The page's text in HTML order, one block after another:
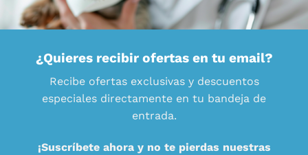
¿Quieres recibir ofertas en tu email?
Recibe ofertas exclusivas y descuentos
especiales directamente en tu bandeja de
entrada.
¡Suscríbete ahora y no te pierdas nuestras